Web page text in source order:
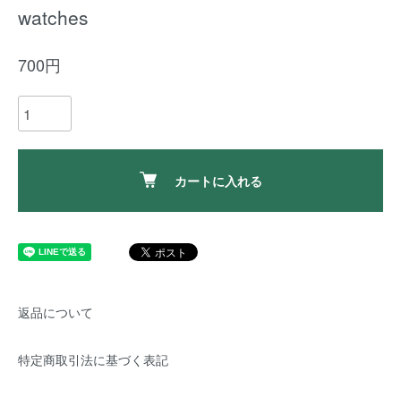
watches
700円
カートに入れる
返品について
特定商取引法に基づく表記